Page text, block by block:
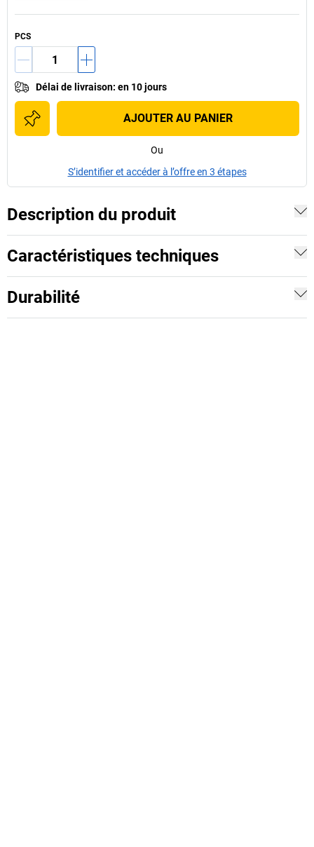
PCS
Délai de livraison: en 10 jours
AJOUTER AU PANIER
Ou
S’identifier et accéder à l’offre en 3 étapes
Description du produit
Caractéristiques techniques
Durabilité